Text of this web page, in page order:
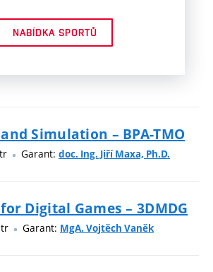
NABÍDKA SPORTŮ
Simulation – BPA-TMO
Garant: doc. Ing. Jiří Maxa, Ph.D.
Digital Games – 3DMDG
Garant: MgA. Vojtěch Vaněk